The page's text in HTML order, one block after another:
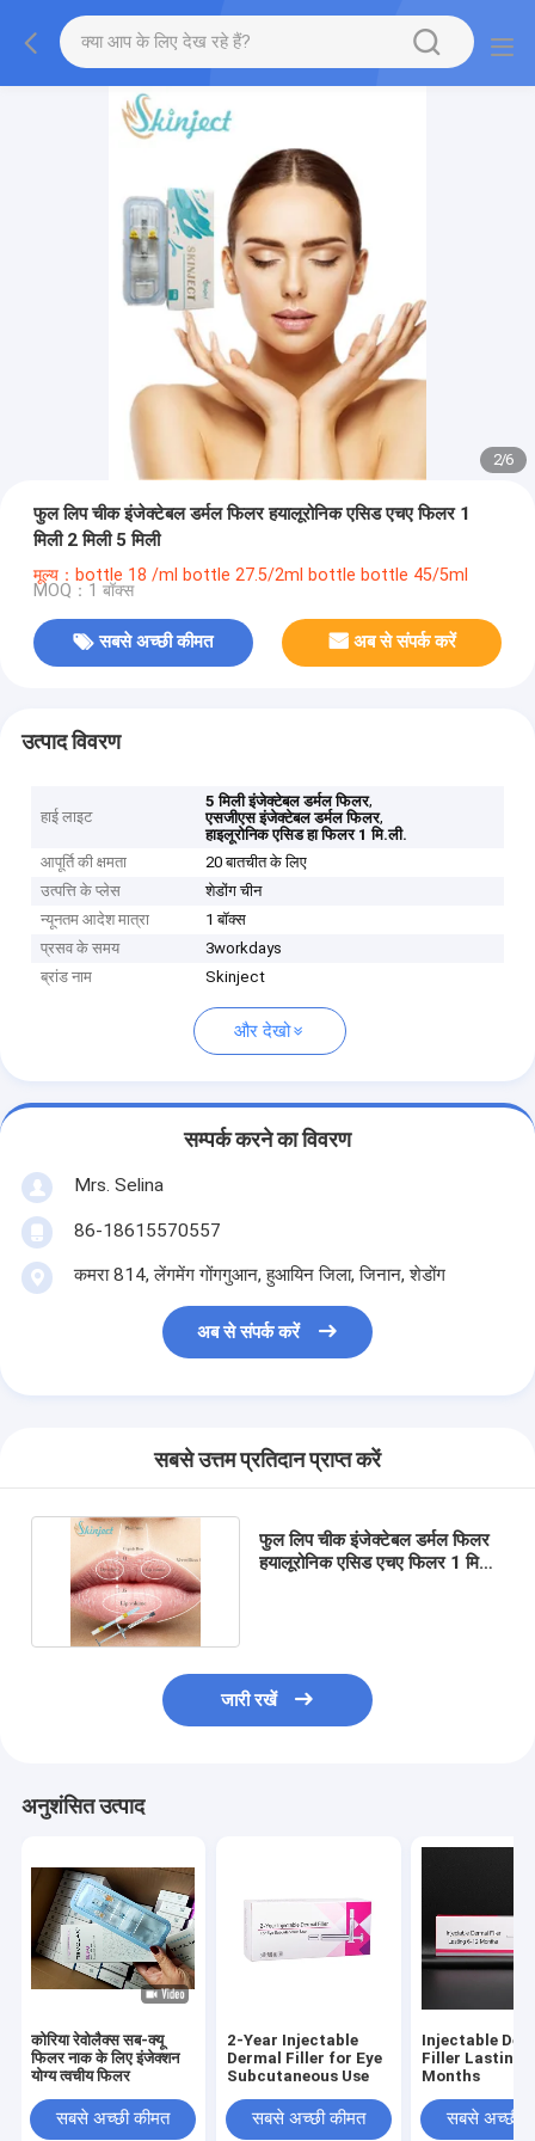
2/6
फुल लिप चीक इंजेक्टेबल डर्मल फिलर हयालूरोनिक एसिड एचए फिलर 1
मिली 2 मिली 5 मिली
मूल्य：bottle 18 /ml bottle 27.5/2ml bottle bottle 45/5ml
MOQ：1 बॉक्स
सबसे अच्छी कीमत अब से संपर्क करें
उत्पाद विवरण
हाई लाइट
5 मिली इंजेक्टेबल डर्मल फिलर,
एसजीएस इंजेक्टेबल डर्मल फिलर,
हाइलूरोनिक एसिड हा फिलर 1 मि.ली.
आपूर्ति की क्षमता
20 बातचीत के लिए
उत्पत्ति के प्लेस
शेडोंग चीन
न्यूनतम आदेश मात्रा
1 बॉक्स
प्रसव के समय
3workdays
ब्रांड नाम
Skinject
और देखो
सम्पर्क करने का विवरण
Mrs. Selina
86-18615570557
कमरा 814, लेंगमेंग गोंगगुआन, हुआयिन जिला, जिनान, शेडोंग
अब से संपर्क करें
सबसे उत्तम प्रतिदान प्राप्त करें
फुल लिप चीक इंजेक्टेबल डर्मल फिलर
हयालूरोनिक एसिड एचए फिलर 1 मिली
जारी रखें
अनुशंसित उत्पाद
कोरिया रेवोलैक्स सब-क्यू
फिलर नाक के लिए इंजेक्शन
योग्य त्वचीय फिलर
सबसे अच्छी कीमत
2-Year Injectable
Dermal Filler for Eye
Subcutaneous Use
सबसे अच्छी कीमत
Injectable
Filler Lasting
Months
सबसे अच्छी